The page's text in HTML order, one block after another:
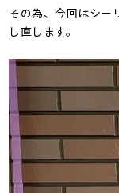
その為、今回はシー
し直します。